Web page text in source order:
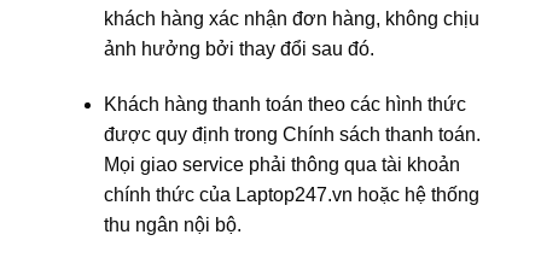
khách hàng xác nhận đơn hàng, không chịu
ảnh hưởng bởi thay đổi sau đó.
Khách hàng thanh toán theo các hình thức
được quy định trong Chính sách thanh toán.
Mọi giao service phải thông qua tài khoản
chính thức của Laptop247.vn hoặc hệ thống
thu ngân nội bộ.